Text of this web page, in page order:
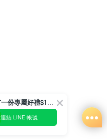
🎉您有一份專屬好禮$100正等著您🎁
連結 LINE 帳號